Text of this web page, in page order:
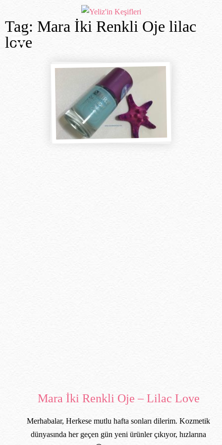
Tag: Mara İki Renkli Oje lilac
love
Mara İki Renkli Oje – Lilac Love
Merhabalar, Herkese mutlu hafta sonları dilerim. Kozmetik
dünyasında her geçen gün yeni ürünler çıkıyor, hızlarına